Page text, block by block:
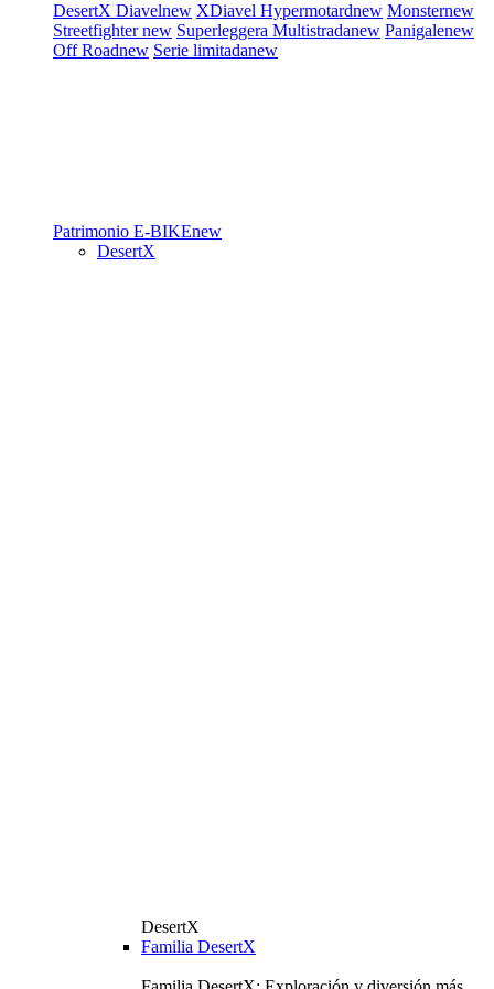
DesertX Diavelnew XDiavel Hypermotardnew Monsternew
Streetfighternew Superleggera Multistradanew Panigalenew
Off Roadnew Serie limitadanew
Patrimonio E-BIKEnew
DesertX
DesertX
Familia DesertX